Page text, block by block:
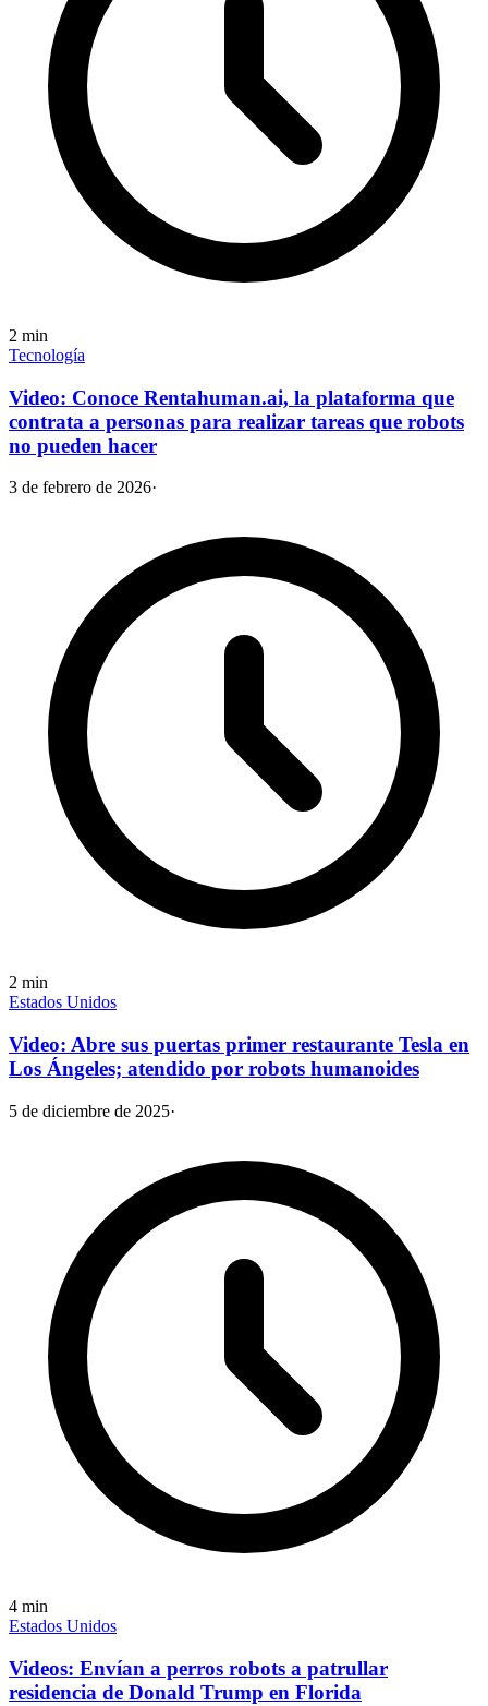
2 min
Tecnología
Video: Conoce Rentahuman.ai, la plataforma que
contrata a personas para realizar tareas que robots
no pueden hacer
3 de febrero de 2026·
2 min
Estados Unidos
Video: Abre sus puertas primer restaurante Tesla en
Los Ángeles; atendido por robots humanoides
5 de diciembre de 2025·
4 min
Estados Unidos
Videos: Envían a perros robots a patrullar
residencia de Donald Trump en Florida